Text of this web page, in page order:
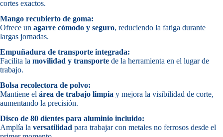
cortes exactos.
Mango recubierto de goma:
Ofrece un agarre cómodo y seguro, reduciendo la fatiga durante
largas jornadas.
Empuñadura de transporte integrada:
Facilita la movilidad y transporte de la herramienta en el lugar de
trabajo.
Bolsa recolectora de polvo:
Mantiene el área de trabajo limpia y mejora la visibilidad de corte,
aumentando la precisión.
Disco de 80 dientes para aluminio incluido:
Amplía la versatilidad para trabajar con metales no ferrosos desde el